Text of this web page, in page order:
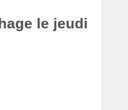
le jeudi